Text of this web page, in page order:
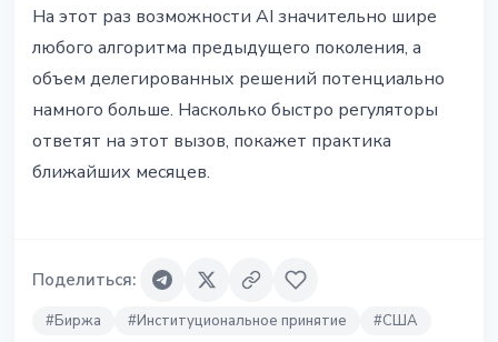
На этот раз возможности AI значительно шире
любого алгоритма предыдущего поколения, а
объем делегированных решений потенциально
намного больше. Насколько быстро регуляторы
ответят на этот вызов, покажет практика
ближайших месяцев.
Поделиться:
#Биржа #Институциональное принятие #США